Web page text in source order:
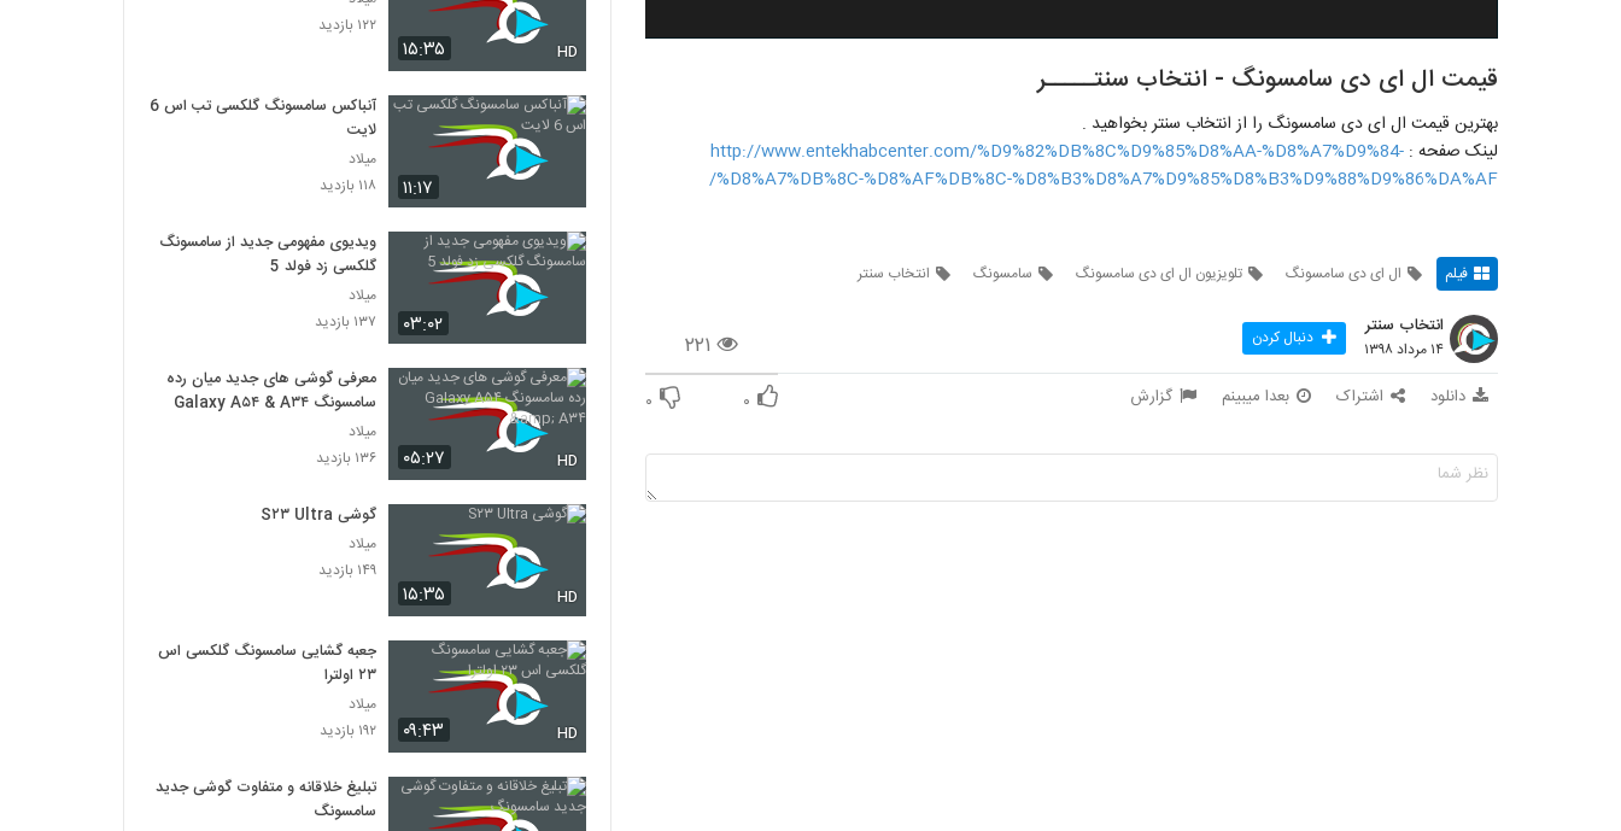
قیمت ال ای دی سامسونگ - انتخاب سنتـــــر
بهترین قیمت ال ای دی سامسونگ را از انتخاب سنتر بخواهید .
لینک صفحه : http://www.entekhabcenter.com/%D9%82%DB%8C%D9%85%D8%AA-%D8%A7%D9%84-
%D8%A7%DB%8C-%D8%AF%DB%8C-%D8%B3%D8%A7%D9%85%D8%B3%D9%88%D9%86%DA%AF/
فیلم ال ای دی سامسونگ تلویزیون ال ای دی سامسونگ سامسونگ انتخاب سنتر
۲۲۱
انتخاب سنتر
۱۴ مرداد ۱۳۹۸ دنبال کردن
دانلود اشتراک بعدا میبینم گزارش ۰ ۰
۱۵:۳۵ HD
۱۲۲ بازدید
۱۱:۱۷
آنباکس سامسونگ گلکسی تب اس 6
لایت
میلاد
۱۱۸ بازدید
۰۳:۰۲
ویدیوی مفهومی جدید از سامسونگ
گلکسی زد فولد 5
میلاد
۱۳۷ بازدید
۰۵:۲۷ HD
معرفی گوشی های جدید میان رده
سامسونگ Galaxy A۵۴ & A۳۴
میلاد
۱۳۶ بازدید
۱۵:۳۵ HD
گوشی S۲۳ Ultra
میلاد
۱۴۹ بازدید
۰۹:۴۳ HD
جعبه گشایی سامسونگ گلکسی اس
۲۳ اولترا
میلاد
۱۹۲ بازدید
تبلیغ خلاقانه و متفاوت گوشی جدید
سامسونگ